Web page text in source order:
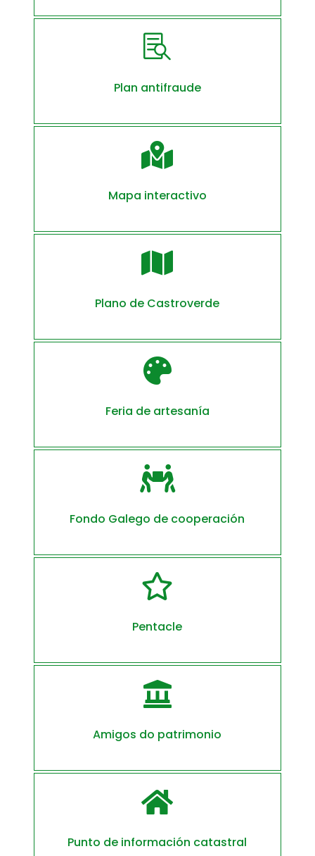

Plan antifraude

Mapa interactivo

Plano de Castroverde

Feria de artesanía

Fondo Galego de cooperación

Pentacle

Amigos do patrimonio

Punto de información catastral